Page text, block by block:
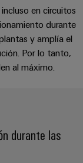
TAB
en circuitos
durante
y amplía el
Por lo tanto,
al máximo.
durante las